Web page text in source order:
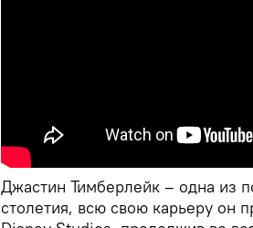
Джастин Тимберлейк – одна из
столетия, всю свою карьеру он